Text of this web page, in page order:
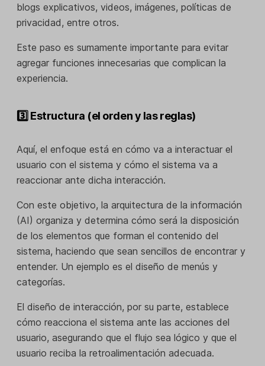
blogs explicativos, videos, imágenes, políticas de
privacidad, entre otros.
Este paso es sumamente importante para evitar
agregar funciones innecesarias que complican la
experiencia.
3️⃣ Estructura (el orden y las reglas)
Aquí, el enfoque está en cómo va a interactuar el
usuario con el sistema y cómo el sistema va a
reaccionar ante dicha interacción.
Con este objetivo, la arquitectura de la información
(AI) organiza y determina cómo será la disposición
de los elementos que forman el contenido del
sistema, haciendo que sean sencillos de encontrar y
entender. Un ejemplo es el diseño de menús y
categorías.
El diseño de interacción, por su parte, establece
cómo reacciona el sistema ante las acciones del
usuario, asegurando que el flujo sea lógico y que el
usuario reciba la retroalimentación adecuada.